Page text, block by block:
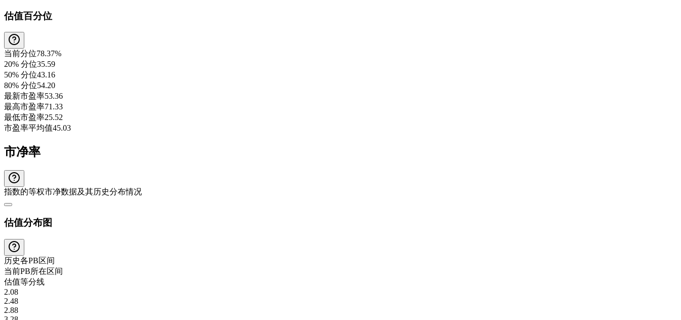
估值百分位
当前分位78.37%
20% 分位35.59
50% 分位43.16
80% 分位54.20
最新市盈率53.36
最高市盈率71.33
最低市盈率25.52
市盈率平均值45.03
市净率
指数的等权市净数据及其历史分布情况
估值分布图
历史各PB区间
当前PB所在区间
估值等分线
2.08
2.48
2.88